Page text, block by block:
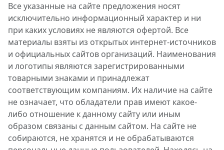
Все указанные на сайте предложения носят
исключительно информационный характер и ни
при каких условиях не являются офертой. Все
материалы взяты из открытых интернет-источников
и официальных сайтов организаций. Наименования
и логотипы являются зарегистрированными
товарными знаками и принадлежат
соответствующим компаниям. Их наличие на сайте
не означает, что обладатели прав имеют какое-
либо отношение к данному сайту или иным
образом связаны с данным сайтом. На сайте не
собираются, не хранятся и не обрабатываются